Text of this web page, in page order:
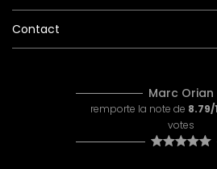
Contact
Marc Orian
remporte la note de 8.79/
votes